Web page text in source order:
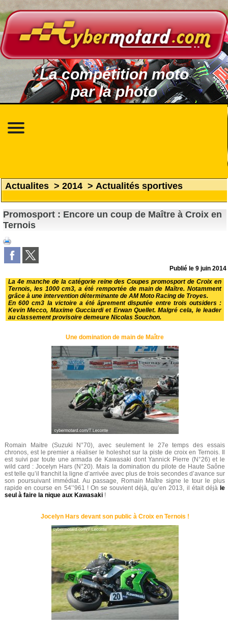
La compétition moto
par la photo
Actualites > 2014 > Actualités sportives
Promosport : Encore un coup de Maître à Croix en
Ternois
Publié le9 juin 2014
La 4e manche de la catégorie reine des Coupes promosport de Croix en
Ternois, les 1000 cm3, a été remportée de main de Maître. Notamment
grâce à une intervention déterminante de AM Moto Racing de Troyes.
En 600 cm3 la victoire a été âprement disputée entre trois outsiders :
Kevin Mecco, Maxime Gucciardi et Erwan Quellet. Malgré cela, le leader
au classement provisoire demeure Nicolas Souchon.
Une domination de main de Maître
Romain Maitre (Suzuki N°70), avec seulement le 27e temps des essais
chronos, est le premier a réaliser le holeshot sur la piste de croix en Ternois. Il
est suivi par toute une armada de Kawasaki dont Yannick Pierre (N°26) et le
wild card : Jocelyn Hars (N°20). Mais la domination du pilote de Haute Saône
est telle qu’il franchit la ligne d’arrivée avec plus de trois secondes d’avance sur
son poursuivant immédiat. Au passage, Romain Maître signe le tour le plus
rapide en course en 54’’961 ! On se souvient déjà, qu’en 2013, il était déjà le
seul à faire la nique aux Kawasaki !
Jocelyn Hars devant son public à Croix en Ternois !